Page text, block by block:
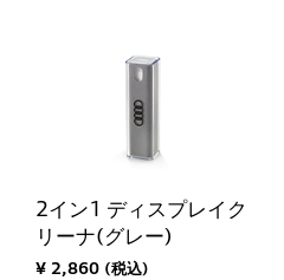
2イン1 ディスプレイク
リーナ(グレー)
¥ 2,860 (税込)